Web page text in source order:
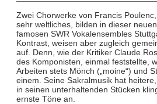
Zwei Chorwerke von Francis
sehr weltliches, bilden in dieser
famosen SWR Vokalensembles
Kontrast, weisen aber zugleich
auf. Denn, wie der Kritiker Claude
des Komponisten, einmal feststellte,
Arbeiten stets Mönch („moine“) und
einem. Seine Sakralmusik hat
in seinen unterhaltenden Stücken
ernste Töne an.